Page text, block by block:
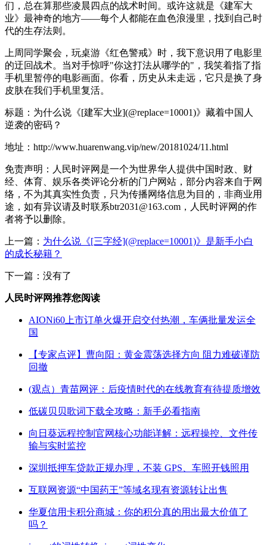
们，总在算那些凌晨四点的战术时间。或许这就是《建军大
业》最神奇的地方——每个人都能在血色浪漫里，找到自己时
代的生存法则。
上周同学聚会，玩桌游《红色警戒》时，我下意识用了电影里
的迂回战术。当对手惊呼"你这打法从哪学的"，我笑着指了指
手机里暂停的电影画面。你看，历史从未走远，它只是换了身
皮肤在我们手机里复活。
标题：为什么说《[建军大业](@replace=10001)》藏着中国人
逆袭的密码？
地址：http://www.huarenwang.vip/new/20181024/11.html
免责声明：人民时评网是一个为世界华人提供中国时政、财
经、体育、娱乐各类评论分析的门户网站，部分内容来自于网
络，不为其真实性负责，只为传播网络信息为目的，非商业用
途，如有异议请及时联系btr2031@163.com，人民时评网的作
者将予以删除。
上一篇： 为什么说《[三字经](@replace=10001)》是新手小白
的成长秘籍？
下一篇：没有了
人民时评网推荐您阅读
AIONi60上市订单火爆开启交付热潮，车俩批量发运全
国
【专家点评】曹向阳：黄金震荡选择方向 阻力难破谨防
回撤
(观点）青苗网评：后疫情时代的在线教育有待提质增效
低碳贝贝歌词下载全攻略：新手必看指南
向日葵远程控制官网核心功能详解：远程操控、文件传
输与实时监控
深圳抵押车贷款正规办理，不装 GPS、车照开钱照用
互联网资源“中国药王”等域名现有资源转让出售
华夏信用卡积分商城：你的积分真的用出最大价值了
吗？